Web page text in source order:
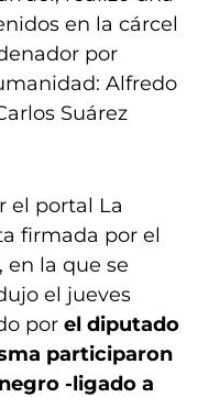
en la cárcel
por
Alfredo
Suárez
el portal La
firmada por el
en la que se
el jueves
por el diputado
participaron
-ligado a